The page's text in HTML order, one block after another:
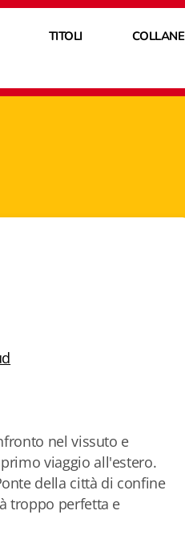
TITOLI COLLANE
nel vissuto e
viaggio all'estero.
della città di confine
troppo perfetta e